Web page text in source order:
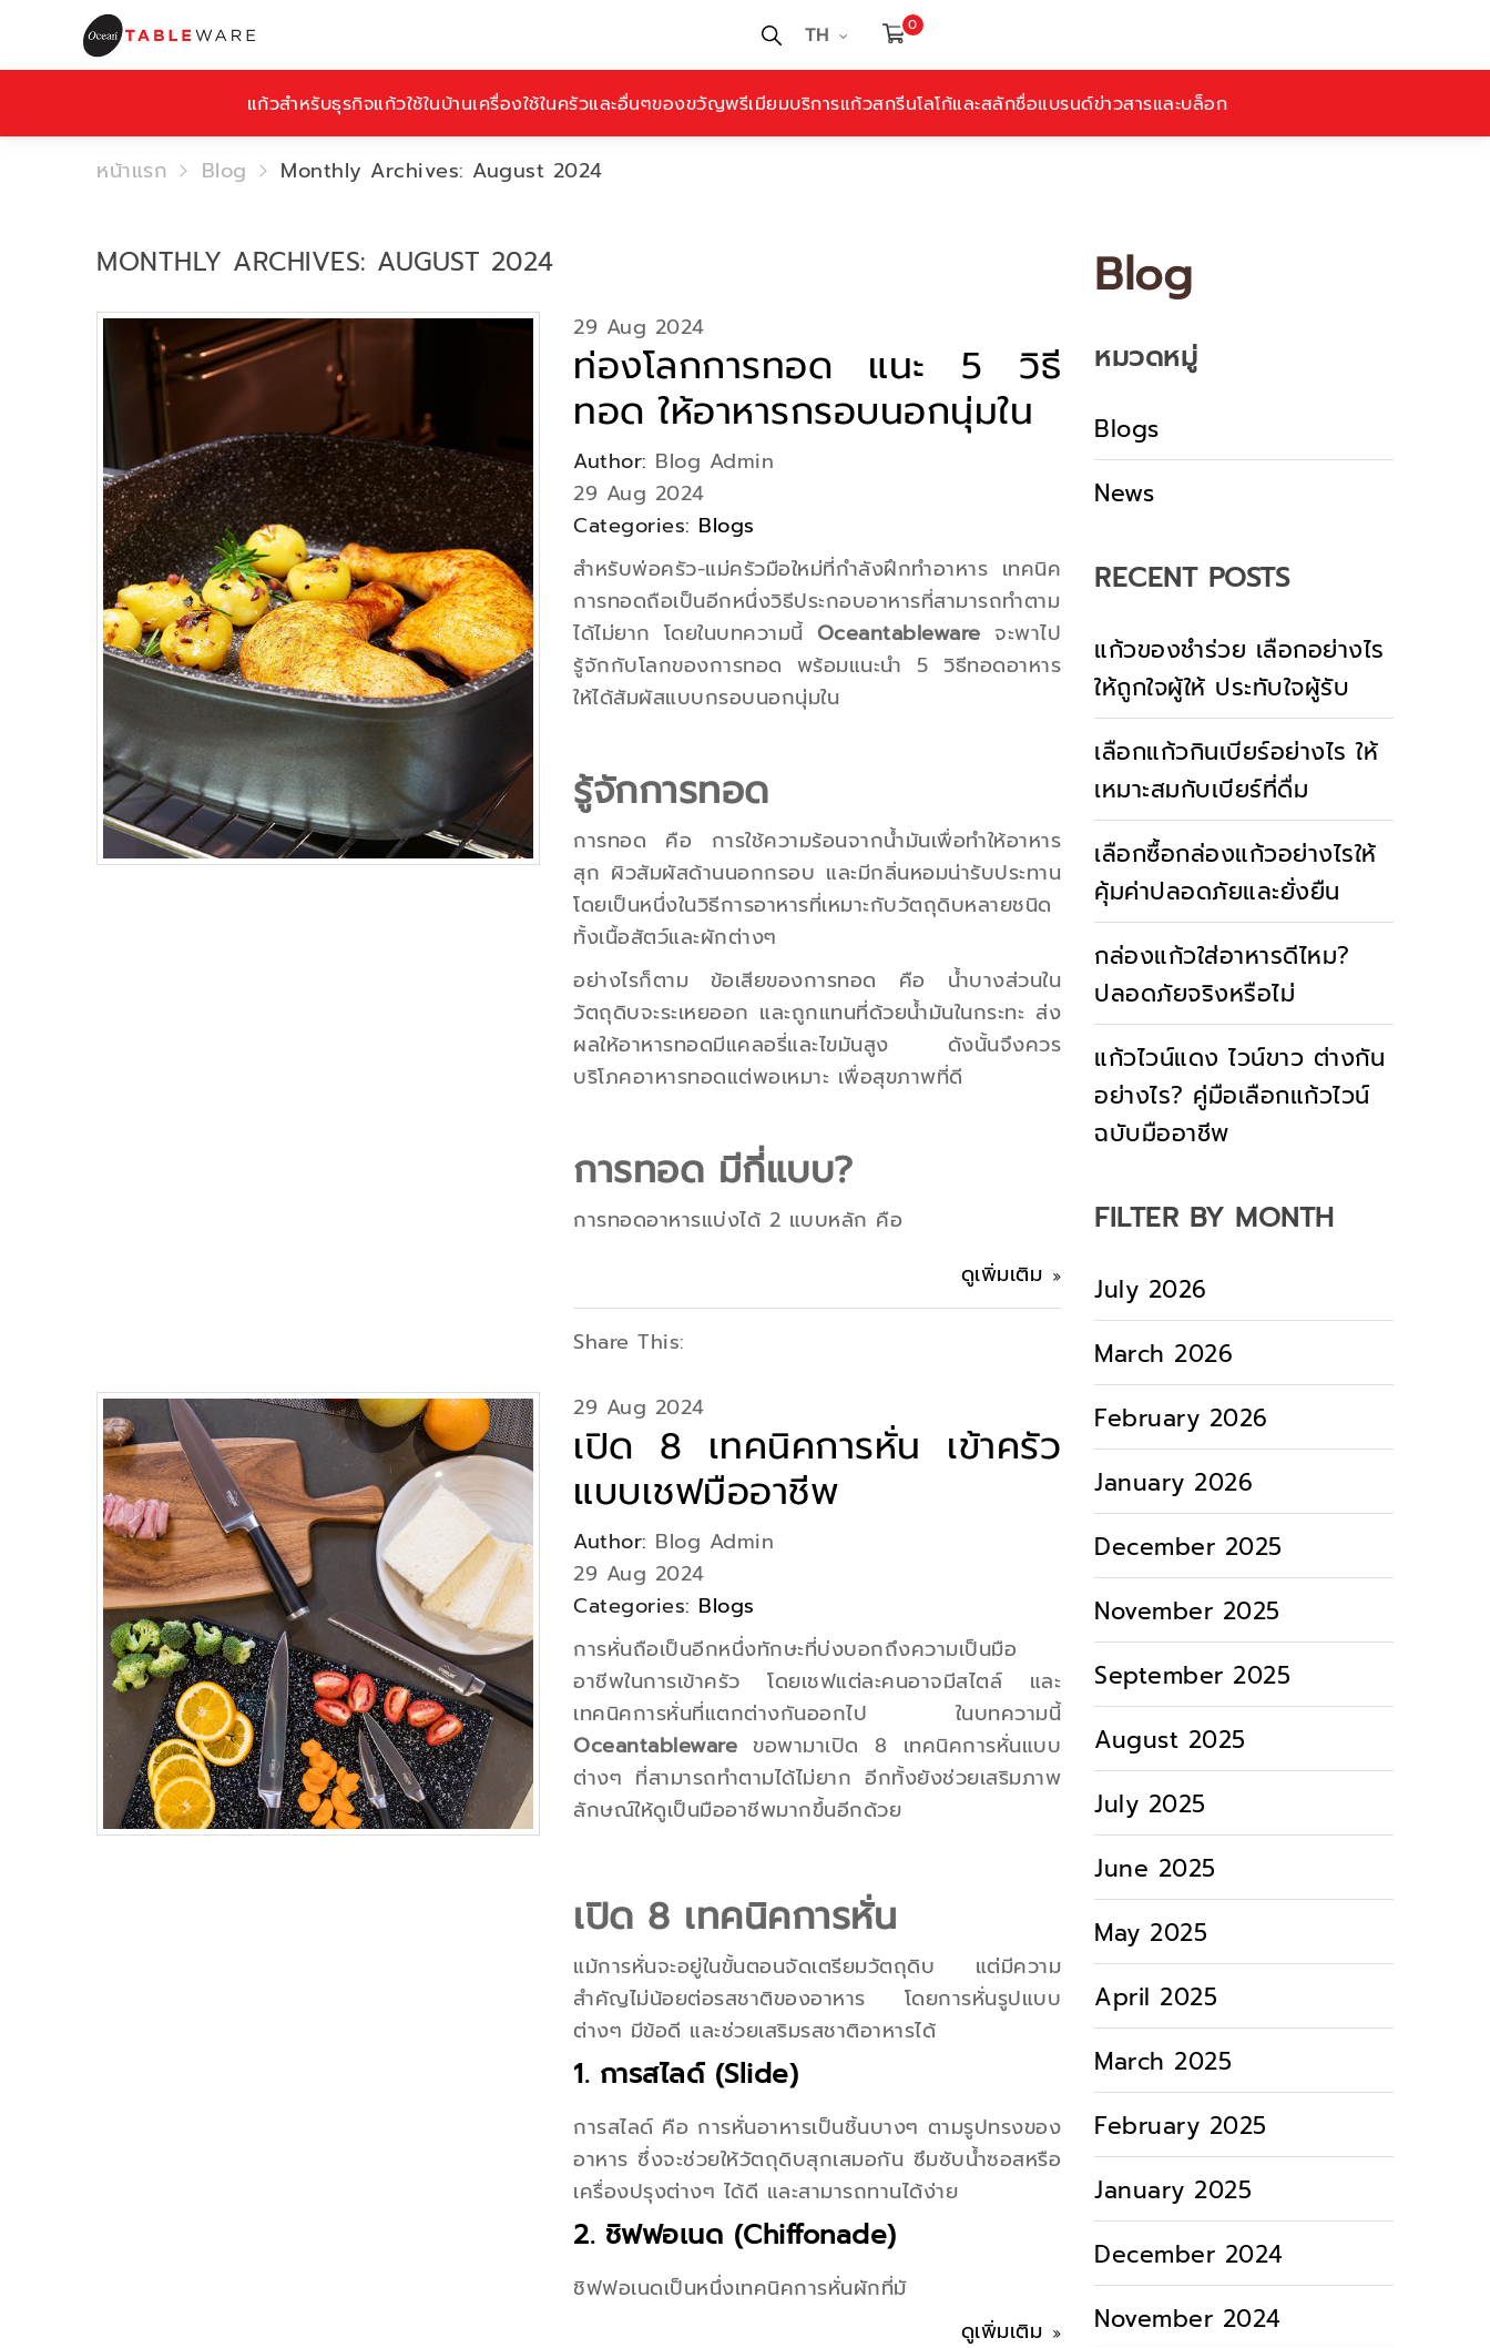
TH 0
แก้วสำหรับธุรกิจแก้วใช้ในบ้านเครื่องใช้ในครัวและอื่นๆของขวัญพรีเมียมบริการแก้วสกรีนโลโก้และสลักชื่อแบรนด์ข่าวสารและบล็อก
หน้าแรก Blog Monthly Archives: August 2024
MONTHLY ARCHIVES: AUGUST 2024
29 Aug 2024
ท่องโลกการทอด แนะ 5 วิธี
ทอด ให้อาหารกรอบนอกนุ่มใน
Author: Blog Admin
29 Aug 2024
Categories: Blogs
สำหรับพ่อครัว-แม่ครัวมือใหม่ที่กำลังฝึกทำอาหาร เทคนิค
การทอดถือเป็นอีกหนึ่งวิธีประกอบอาหารที่สามารถทำตาม
ได้ไม่ยาก โดยในบทความนี้ Oceantableware จะพาไป
รู้จักกับโลกของการทอด พร้อมแนะนำ 5 วิธีทอดอาหาร
ให้ได้สัมผัสแบบกรอบนอกนุ่มใน
รู้จักการทอด
การทอด คือ การใช้ความร้อนจากน้ำมันเพื่อทำให้อาหาร
สุก ผิวสัมผัสด้านนอกกรอบ และมีกลิ่นหอมน่ารับประทาน
โดยเป็นหนึ่งในวิธีการอาหารที่เหมาะกับวัตถุดิบหลายชนิด
ทั้งเนื้อสัตว์และผักต่างๆ
อย่างไรก็ตาม ข้อเสียของการทอด คือ น้ำบางส่วนใน
วัตถุดิบจะระเหยออก และถูกแทนที่ด้วยน้ำมันในกระทะ ส่ง
ผลให้อาหารทอดมีแคลอรี่และไขมันสูง ดังนั้นจึงควร
บริโภคอาหารทอดแต่พอเหมาะ เพื่อสุขภาพที่ดี
การทอด มีกี่แบบ?
การทอดอาหารแบ่งได้ 2 แบบหลัก คือ
ดูเพิ่มเติม
Share This:
29 Aug 2024
เปิด 8 เทคนิคการหั่น เข้าครัว
แบบเชฟมืออาชีพ
Author: Blog Admin
29 Aug 2024
Categories: Blogs
การหั่นถือเป็นอีกหนึ่งทักษะที่บ่งบอกถึงความเป็นมือ
อาชีพในการเข้าครัว โดยเชฟแต่ละคนอาจมีสไตล์ และ
เทคนิคการหั่นที่แตกต่างกันออกไป ในบทความนี้
Oceantableware ขอพามาเปิด 8 เทคนิคการหั่นแบบ
ต่างๆ ที่สามารถทำตามได้ไม่ยาก อีกทั้งยังช่วยเสริมภาพ
ลักษณ์ให้ดูเป็นมืออาชีพมากขึ้นอีกด้วย
เปิด 8 เทคนิคการหั่น
แม้การหั่นจะอยู่ในขั้นตอนจัดเตรียมวัตถุดิบ แต่มีความ
สำคัญไม่น้อยต่อรสชาติของอาหาร โดยการหั่นรูปแบบ
ต่างๆ มีข้อดี และช่วยเสริมรสชาติอาหารได้
1. การสไลด์ (Slide)
การสไลด์ คือ การหั่นอาหารเป็นชิ้นบางๆ ตามรูปทรงของ
อาหาร ซึ่งจะช่วยให้วัตถุดิบสุกเสมอกัน ซึมซับน้ำซอสหรือ
เครื่องปรุงต่างๆ ได้ดี และสามารถทานได้ง่าย
2. ชิฟฟอเนด (Chiffonade)
ชิฟฟอเนดเป็นหนึ่งเทคนิคการหั่นผักที่มั
ดูเพิ่มเติม
Blog
หมวดหมู่
Blogs
News
RECENT POSTS
แก้วของชำร่วย เลือกอย่างไร
ให้ถูกใจผู้ให้ ประทับใจผู้รับ
เลือกแก้วกินเบียร์อย่างไร ให้
เหมาะสมกับเบียร์ที่ดื่ม
เลือกซื้อกล่องแก้วอย่างไรให้
คุ้มค่าปลอดภัยและยั่งยืน
กล่องแก้วใส่อาหารดีไหม?
ปลอดภัยจริงหรือไม่
แก้วไวน์แดง ไวน์ขาว ต่างกัน
อย่างไร? คู่มือเลือกแก้วไวน์
ฉบับมืออาชีพ
FILTER BY MONTH
July 2026
March 2026
February 2026
January 2026
December 2025
November 2025
September 2025
August 2025
July 2025
June 2025
May 2025
April 2025
March 2025
February 2025
January 2025
December 2024
November 2024